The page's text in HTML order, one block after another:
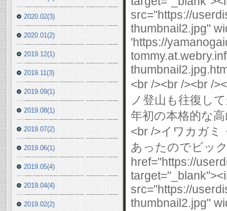
2020.02(3)
2020.01(2)
2019.12(1)
2019.11(3)
2019.09(1)
2019.08(1)
2019.07(2)
2019.06(1)
2019.05(4)
2019.04(4)
2019.02(2)